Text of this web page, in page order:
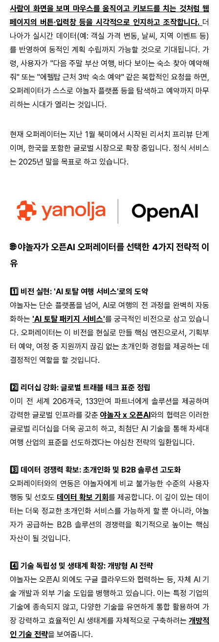
사람이 화면을 보며 마우스를 움직이고 키보드를 치는 것처럼 웹
페이지의 버튼·입력창 등을 시각적으로 인지하고 조작합니다. 더
나아가 실시간 데이터(예: 객실 가격 변동, 날씨, 지역 이벤트 등)
를 반영하여 동적인 계획 수립까지 가능할 것으로 기대됩니다. 가
령, 사용자가 "다음 주말 부산 여행, 바다 보이는 숙소 찾아 예약해
줘" 또는 "에펠탑 근처 3박 숙소 예약" 같은 복합적인 요청을 하면,
오퍼레이터가 스스로 야놀자 플랫폼 등을 탐색하고 예약까지 마무
리하는 시대가 열리는 것입니다.
현재 오퍼레이터는 지난 1월 북미에서 시작된 리서치 프리뷰 단계
이며, 한국을 포함한 글로벌 시장으로 확장 중입니다. 정식 서비스
는 2025년 말을 목표로 하고 있습니다.
🌐 야놀자가 오픈AI 오퍼레이터를 선택한 4가지 전략적 이
유
1️⃣ 비전 실현: 'AI 토탈 여행 서비스'로의 도약
야놀자는 단순 플랫폼을 넘어, AI로 여행의 전 과정을 완벽히 자동
화하는 'AI 토탈 패키지 서비스'를 궁극적인 비전으로 삼고 있습니
다. 오퍼레이터는 이 비전을 현실로 만들 핵심 엔진으로서, 기획부
터 예약, 여정 중 지원까지 끊김 없는 초개인화 경험을 제공하는 데
결정적인 역할을 할 것입니다.
2️⃣ 리더십 강화: 글로벌 트래블 테크 표준 정립
이미 전 세계 206개국, 133만여 파트너에게 솔루션을 제공하며
강력한 글로벌 인프라를 갖춘 야놀자 x 오픈AI와의 협력은 이러한
글로벌 리더십을 더욱 공고히 하고, 최첨단 AI 기술을 통해 차세대
여행 산업의 표준을 선도하겠다는 야심찬 전략의 일환입니다.
3️⃣ 데이터 경쟁력 확보: 초개인화 및 B2B 솔루션 고도화
오퍼레이터와의 연동은 야놀자에게 비교 불가능한 수준의 사용자
행동 및 선호도 데이터 확보 기회 를 제공합니다. 이 깊이 있는 데이
터는 더욱 정교한 초개인화 서비스를 가능하게 할 뿐 아니라, 야놀
자가 공급하는 B2B 솔루션의 경쟁력을 획기적으로 높이는 핵심
자산이 될 것입니다.
4️⃣ 기술 독립성 및 생태계 확장: 개방형 AI 전략
야놀자는 오픈AI 외에도 구글 클라우드와 협력하는 등, 자체 AI 기
술 개발과 외부 기술 도입을 병행하고 있습니다. 이는 특정 기업의
기술에 종속되지 않고, 다양한 기술을 유연하게 통합 활용하여 가
장 강력하고 효율적인 AI 생태계를 자체적으로 구축하려는 개방적
인 기술 전략을 보여줍니다.